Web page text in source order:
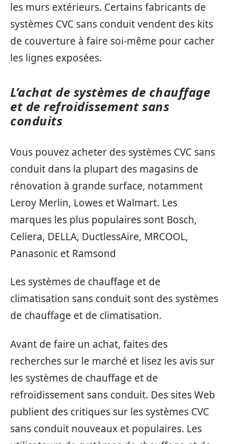
les murs extérieurs. Certains fabricants de
systèmes CVC sans conduit vendent des kits
de couverture à faire soi-même pour cacher
les lignes exposées.
L’achat de systèmes de chauffage
et de refroidissement sans
conduits
Vous pouvez acheter des systèmes CVC sans
conduit dans la plupart des magasins de
rénovation à grande surface, notamment
Leroy Merlin, Lowes et Walmart. Les
marques les plus populaires sont Bosch,
Celiera, DELLA, DuctlessAire, MRCOOL,
Panasonic et Ramsond
Les systèmes de chauffage et de
climatisation sans conduit sont des systèmes
de chauffage et de climatisation.
Avant de faire un achat, faites des
recherches sur le marché et lisez les avis sur
les systèmes de chauffage et de
refroidissement sans conduit. Des sites Web
publient des critiques sur les systèmes CVC
sans conduit nouveaux et populaires. Les